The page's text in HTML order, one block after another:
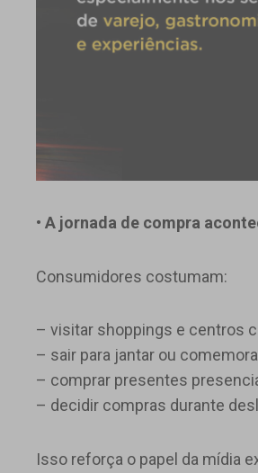
• A jornada de compra
Consumidores costumam:
– visitar shoppings e centros
– sair para jantar ou
– comprar presentes
– decidir compras durante
Isso reforça o papel da mídia